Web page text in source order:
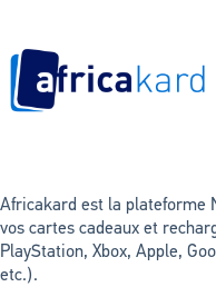
Africakard est la plateforme
vos cartes cadeaux et
PlayStation, Xbox, Apple,
etc.).